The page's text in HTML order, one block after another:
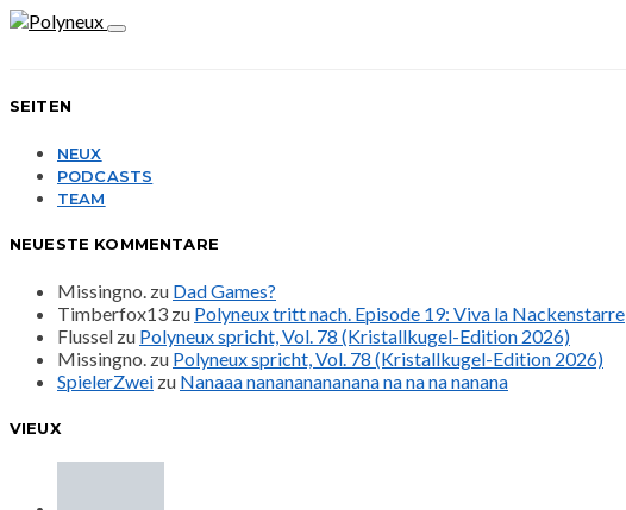
SEITEN
NEUX
PODCASTS
TEAM
NEUESTE KOMMENTARE
Missingno. zu Dad Games?
Timberfox13 zu Polyneux tritt nach. Episode 19: Viva la Nackenstarre
Flussel zu Polyneux spricht, Vol. 78 (Kristallkugel-Edition 2026)
Missingno. zu Polyneux spricht, Vol. 78 (Kristallkugel-Edition 2026)
SpielerZwei zu Nanaaa nanananananana na na na nanana
VIEUX